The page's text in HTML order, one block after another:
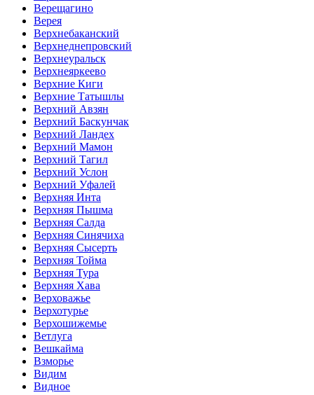
Верещагино
Верея
Верхнебаканский
Верхнеднепровский
Верхнеуральск
Верхнеяркеево
Верхние Киги
Верхние Татышлы
Верхний Авзян
Верхний Баскунчак
Верхний Ландех
Верхний Мамон
Верхний Тагил
Верхний Услон
Верхний Уфалей
Верхняя Инта
Верхняя Пышма
Верхняя Салда
Верхняя Синячиха
Верхняя Сысерть
Верхняя Тойма
Верхняя Тура
Верхняя Хава
Верховажье
Верхотурье
Верхошижемье
Ветлуга
Вешкайма
Взморье
Видим
Видное